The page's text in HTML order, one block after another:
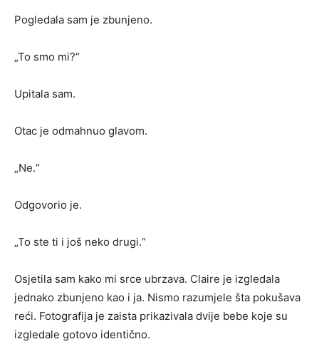
Pogledala sam je zbunjeno.
„To smo mi?“
Upitala sam.
Otac je odmahnuo glavom.
„Ne.“
Odgovorio je.
„To ste ti i još neko drugi.“
Osjetila sam kako mi srce ubrzava. Claire je izgledala
jednako zbunjeno kao i ja. Nismo razumjele šta pokušava
reći. Fotografija je zaista prikazivala dvije bebe koje su
izgledale gotovo identično.